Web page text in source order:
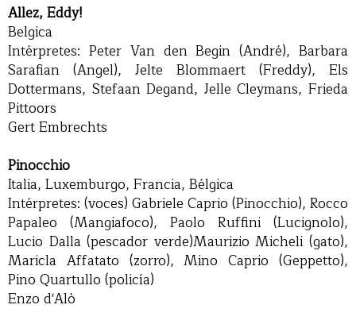
Allez, Eddy!
Belgica
Intérpretes: Peter Van den Begin (André), Barbara
Sarafian (Angel), Jelte Blommaert (Freddy), Els
Dottermans, Stefaan Degand, Jelle Cleymans, Frieda
Pittoors
Gert Embrechts
Pinocchio
Italia, Luxemburgo, Francia, Bélgica
Intérpretes: (voces) Gabriele Caprio (Pinocchio), Rocco
Papaleo (Mangiafoco), Paolo Ruffini (Lucignolo),
Lucio Dalla (pescador verde)Maurizio Micheli (gato),
Maricla Affatato (zorro), Mino Caprio (Geppetto),
Pino Quartullo (policía)
Enzo d'Alò